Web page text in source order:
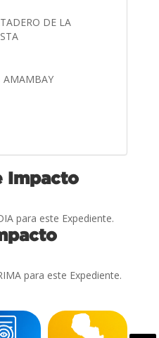
DE LA
AMAMBAY
Impacto
para este Expediente.
para este Expediente.